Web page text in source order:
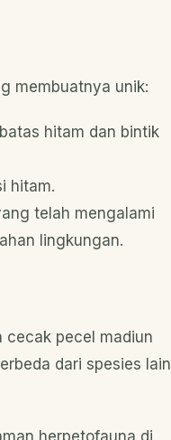
membuatnya unik:
hitam dan bintik
hitam.
telah mengalami
lingkungan.
cecak pecel madiun
dari spesies lain
herpetofauna di